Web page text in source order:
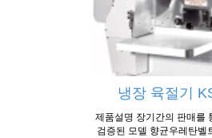
냉장 육절기
제품설명 장기간의 판매를
검증된 모델 향균우레탄벨